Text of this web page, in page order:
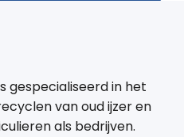
gespecialiseerd in het
van oud ijzer en
als bedrijven.